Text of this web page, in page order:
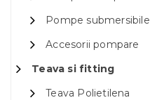
Pompe submersibile
Accesorii pompare
Teava si fitting
Teava Polietilena